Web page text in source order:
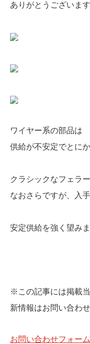
ありがとうございます
ワイヤー系の部品は
供給が不安定でとに
クラシックなフェラ
なおさらですが、入
安定供給を強く望みま
※この記事には掲載
新情報はお問い合わ
お問い合わせフォー